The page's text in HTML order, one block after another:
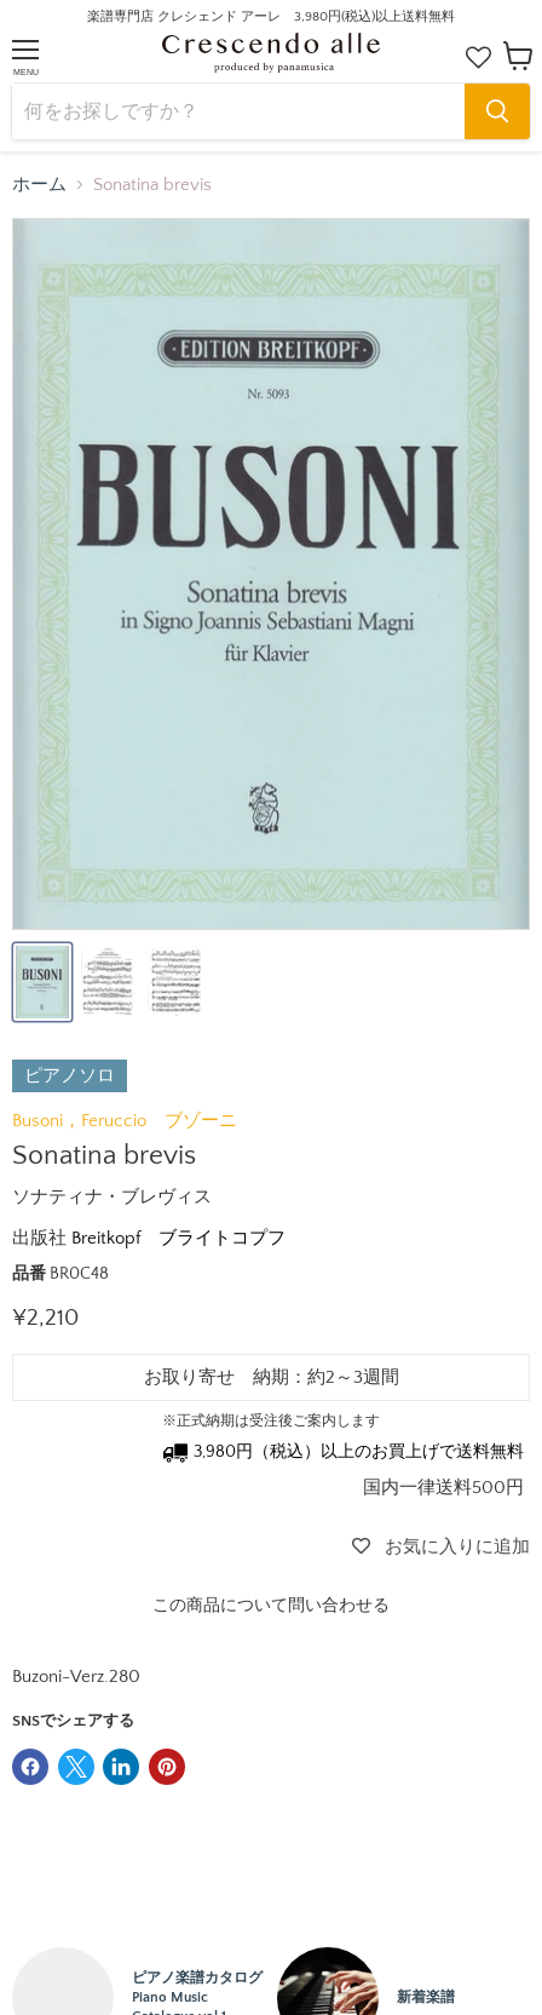
楽譜専門店 クレシェンド アーレ 3,980円(税込)以上送料無料
MENU
カ
ー
ト
を
ホーム Sonatina brevis
ピアノソロ
Busoni，Feruccio ブゾーニ
Sonatina brevis
ソナティナ・ブレヴィス
出版社 Breitkopf ブライトコプフ
品番 BR0C48
現在の価格
¥2,210
お取り寄せ 納期：約2～3週間
※正式納期は受注後ご案内します
3,980円（税込）以上のお買上げで送料無料
国内一律送料500円
お気に入りに追加
この商品について問い合わせる
名前
Eメール
Buzoni-Verz.280
SNSでシェアする
ピアノ楽譜カタログ
Piano Music
新着楽譜